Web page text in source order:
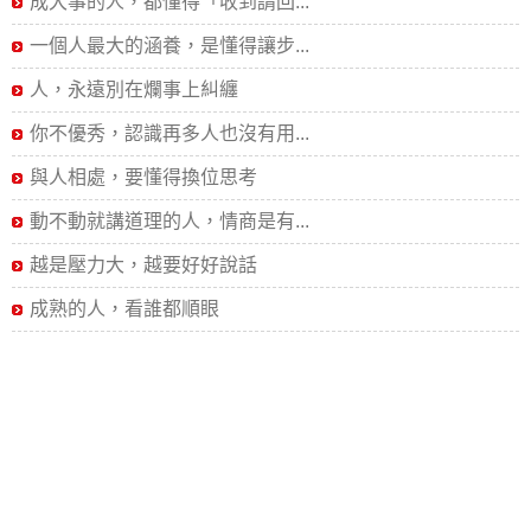
一個人最大的涵養，是懂得讓步...
人，永遠別在爛事上糾纏
你不優秀，認識再多人也沒有用...
與人相處，要懂得換位思考
動不動就講道理的人，情商是有...
越是壓力大，越要好好說話
成熟的人，看誰都順眼